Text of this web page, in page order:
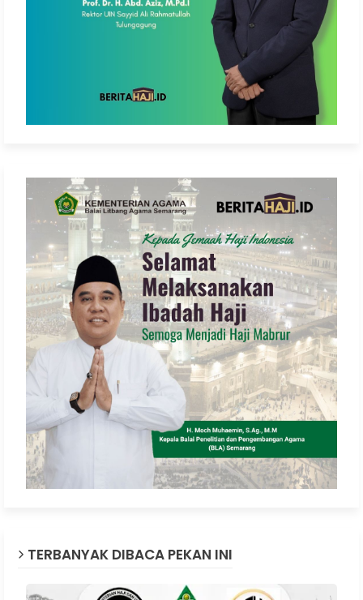
TERBANYAK DIBACA PEKAN INI